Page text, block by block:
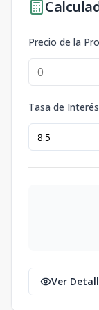
Precio de la
Tasa de
Ver